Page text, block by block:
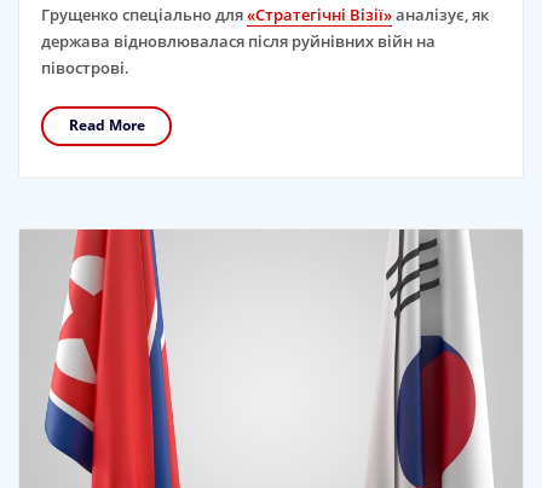
Грущенко спеціально для«Стратегічні Візії»аналізує, як
держава відновлювалася після руйнівних війн на
півострові.
Read More